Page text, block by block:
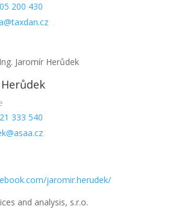
200 430
333 540
jaromir.herudek/
and analysis, s.r.o.